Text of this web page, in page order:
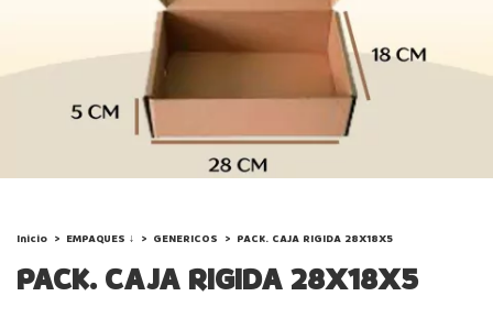
Inicio > EMPAQUES ↓ > GENERICOS > PACK. CAJA RIGIDA 28X18X5
PACK. CAJA RIGIDA 28X18X5